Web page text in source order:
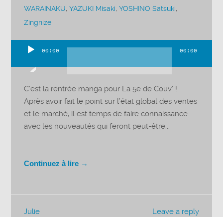
WARAINAKU,YAZUKI Misaki,YOSHINO Satsuki,
Zingnize
audio
00:00 00:00
C’est la rentrée manga pour La 5e de Couv’ !
Après avoir fait le point sur l’état global des ventes
et le marché, il est temps de faire connaissance
avec les nouveautés qui feront peut-être...
Continuez à lire →
Leave a reply
Julie